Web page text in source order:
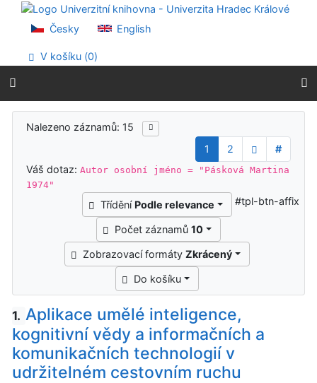
Přejít na obsah
Přejít na menu
Prohlášení o webové přístupnosti
Česky English
V košíku (0)
Výsledky vyhledávání
Nalezeno záznamů: 15
1
2
#
Váš dotaz:Autor osobní jméno = "Pásková Martina
1974"
Třídění Podle relevance
Počet záznamů 10
Zobrazovací formáty Zkrácený
Do košíku
#tpl-btn-affix
1. Aplikace umělé inteligence,
kognitivní vědy a informačních a
komunikačních technologií v
udržitelném cestovním ruchu